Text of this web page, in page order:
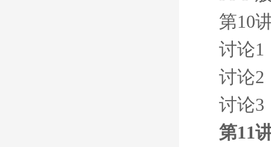
第10
讨论1
讨论2
讨论3
第11